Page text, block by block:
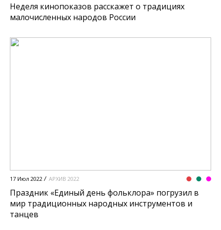
Неделя кинопоказов расскажет о традициях
малочисленных народов России
17 Июл 2022 АРХИВ 2022
Праздник «Единый день фольклора» погрузил в
мир традиционных народных инструментов и
танцев